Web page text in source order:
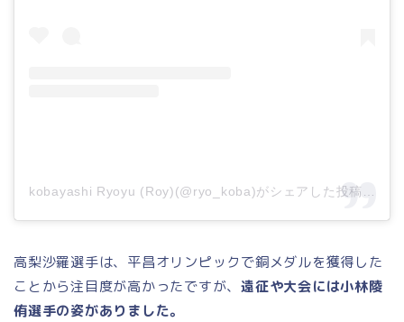
kobayashi Ryoyu (Roy)(@ryo_koba)がシェアした投稿
高梨沙羅選手は、平昌オリンピックで銅メダルを獲得した
ことから注目度が高かったですが、遠征や大会には小林陵
侑選手の姿がありました。